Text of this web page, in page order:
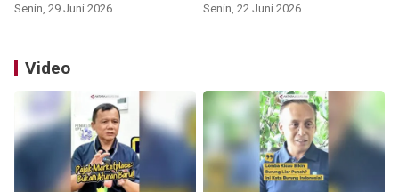
Senin, 29 Juni 2026 Senin, 22 Juni 2026
Video